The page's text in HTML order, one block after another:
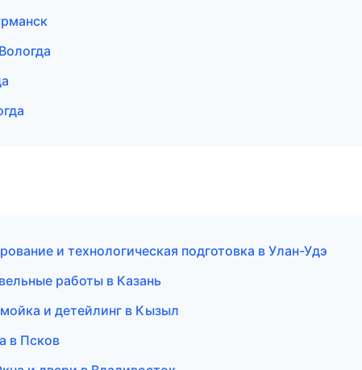
и технологическая подготовка в Улан-Удэ
работы в Казань
и детейлинг в Кызыл
в Псков